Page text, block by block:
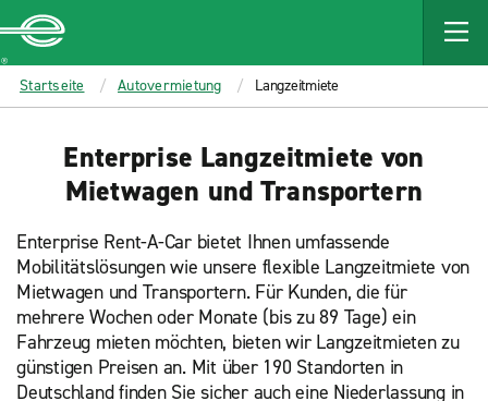
MAIN
CONTENT
Enterprise
Startseite Autovermietung Langzeitmiete
Enterprise Langzeitmiete von
Mietwagen und Transportern
Enterprise Rent-A-Car bietet Ihnen umfassende
Mobilitätslösungen wie unsere flexible Langzeitmiete von
Mietwagen und Transportern. Für Kunden, die für
mehrere Wochen oder Monate (bis zu 89 Tage) ein
Fahrzeug mieten möchten, bieten wir Langzeitmieten zu
günstigen Preisen an. Mit über 190 Standorten in
Deutschland finden Sie sicher auch eine Niederlassung in